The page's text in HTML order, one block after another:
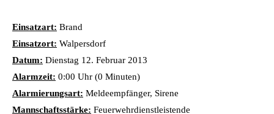
Einsatzart: Brand
Einsatzort: Walpersdorf
Datum: Dienstag 12. Februar 2013
Alarmzeit: 0:00 Uhr (0 Minuten)
Alarmierungsart: Meldeempfänger, Sirene
Mannschaftsstärke: Feuerwehrdienstleistende